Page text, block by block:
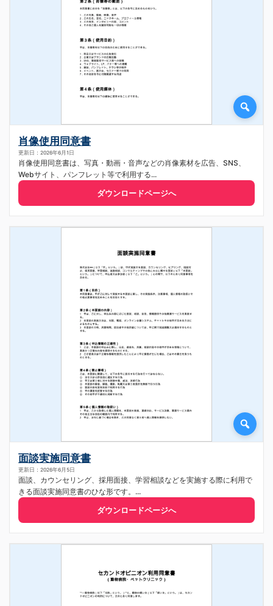
肖像使用同意書
更新日：2026年6月1日
肖像使用同意書は、写真・動画・音声などの肖像素材を広告、SNS、
Webサイト、パンフレット等で利用する...
ダウンロードページへ
面談実施同意書
更新日：2026年6月5日
面談、カウンセリング、採用面接、学習相談などを実施する際に利用で
きる面談実施同意書のひな形です。...
ダウンロードページへ